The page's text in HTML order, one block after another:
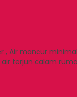
, Air mancur
terjun dalam